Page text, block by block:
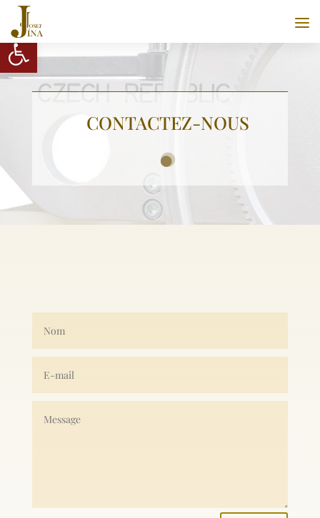
Ouvrir la barre d’outils
CONTACTEZ-NOUS